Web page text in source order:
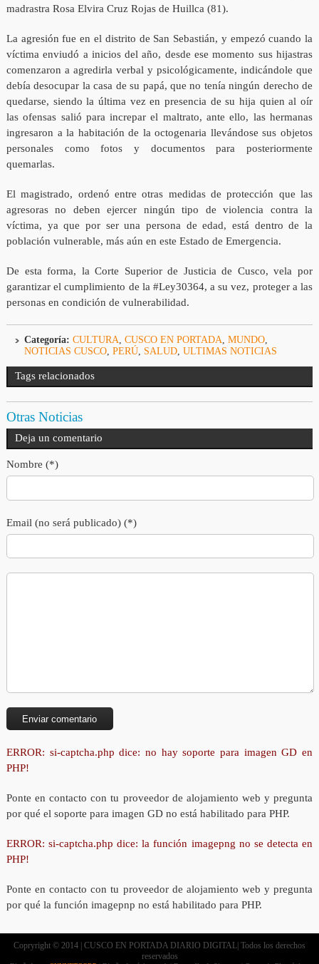
madrastra Rosa Elvira Cruz Rojas de Huillca (81).
La agresión fue en el distrito de San Sebastián, y empezó cuando la
víctima enviudó a inicios del año, desde ese momento sus hijastras
comenzaron a agredirla verbal y psicológicamente, indicándole que
debía desocupar la casa de su papá, que no tenía ningún derecho de
quedarse, siendo la última vez en presencia de su hija quien al oír
las ofensas salió para increpar el maltrato, ante ello, las hermanas
ingresaron a la habitación de la octogenaria llevándose sus objetos
personales como fotos y documentos para posteriormente
quemarlas.
El magistrado, ordenó entre otras medidas de protección que las
agresoras no deben ejercer ningún tipo de violencia contra la
víctima, ya que por ser una persona de edad, está dentro de la
población vulnerable, más aún en este Estado de Emergencia.
De esta forma, la Corte Superior de Justicia de Cusco, vela por
garantizar el cumplimiento de la #Ley30364, a su vez, proteger a las
personas en condición de vulnerabilidad.
Categoría: CULTURA, CUSCO EN PORTADA, MUNDO,
NOTICIAS CUSCO, PERÚ, SALUD, ULTIMAS NOTICIAS
Tags relacionados
Otras Noticias
Deja un comentario
Nombre (*)
Email (no será publicado) (*)
ERROR: si-captcha.php dice: no hay soporte para imagen GD en
PHP!
Ponte en contacto con tu proveedor de alojamiento web y pregunta
por qué el soporte para imagen GD no está habilitado para PHP.
ERROR: si-captcha.php dice: la función imagepng no se detecta en
PHP!
Ponte en contacto con tu proveedor de alojamiento web y pregunta
por qué la función imagepnp no está habilitado para PHP.
Copryright © 2014 | CUSCO EN PORTADA DIARIO DIGITAL| Todos los derechos
reservados